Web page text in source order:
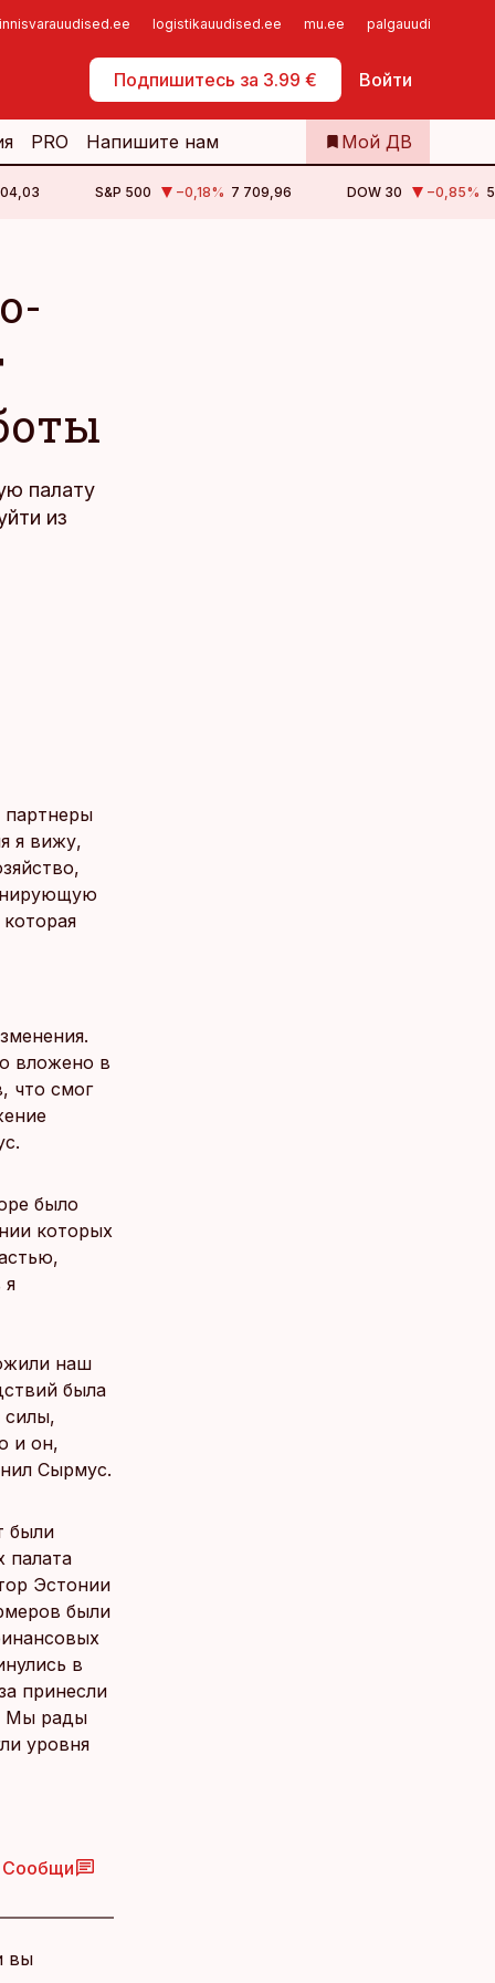
logistikauudised.ee mu.ee palgauudised.ee
Подпишитесь за 3.99 € Войти
Самообслуживание
PRO Напишите нам Мой ДВ
S&P 500 −0,18% 7 709,96 DOW 30 −0,85%
палату
из
партнеры
я вижу,
вложено в
что смог
было
которых
я
наш
была
силы,
и он,
Сырмус.
были
палата
Эстонии
были
в
принесли
Мы рады
уровня
Сообщи
вы